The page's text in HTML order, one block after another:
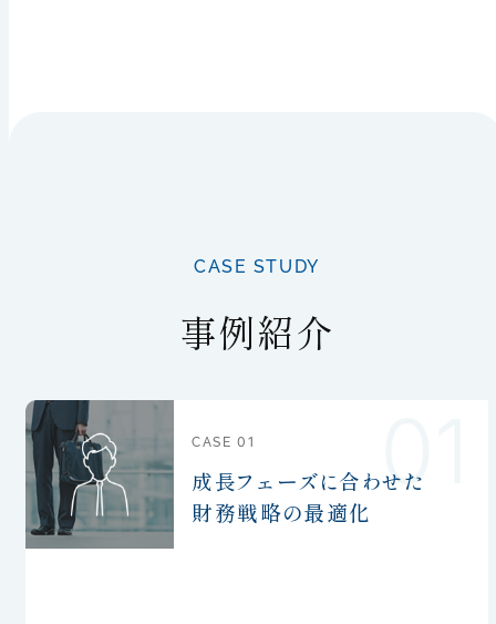
CASE STUDY
事例紹介
CASE01
成長フェーズに合わせた
財務戦略の最適化